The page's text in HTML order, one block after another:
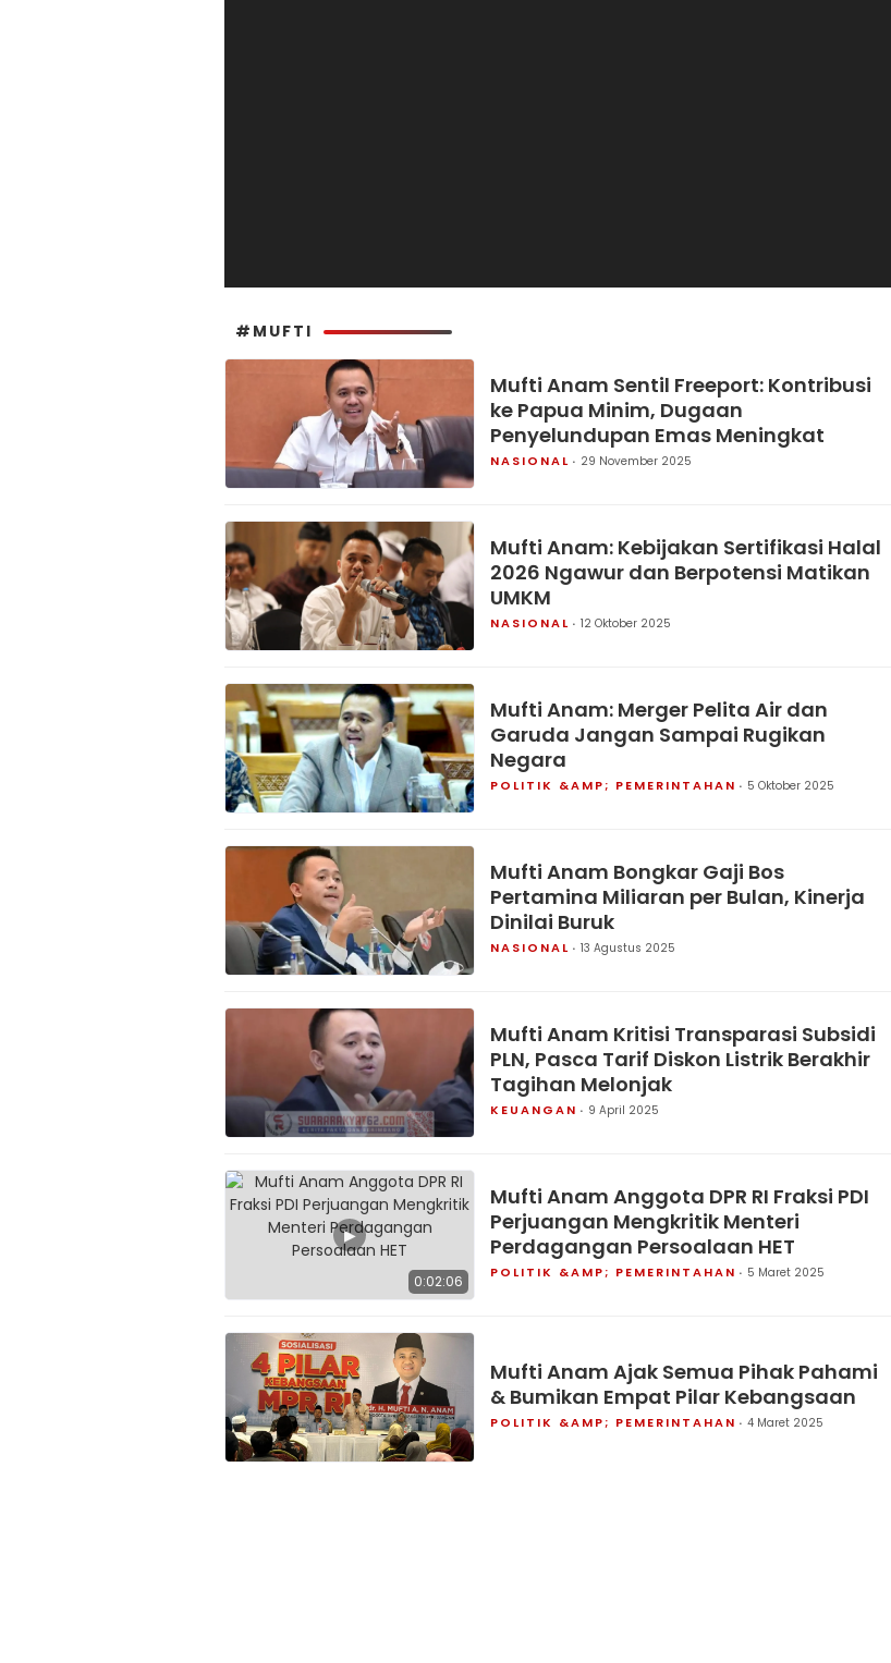
#MUFTI
Mufti Anam Sentil Freeport: Kontribusi
ke Papua Minim, Dugaan
Penyelundupan Emas Meningkat
NASIONAL 29 November 2025
Mufti Anam: Kebijakan Sertifikasi Halal
2026 Ngawur dan Berpotensi Matikan
UMKM
NASIONAL 12 Oktober 2025
Mufti Anam: Merger Pelita Air dan
Garuda Jangan Sampai Rugikan
Negara
POLITIK &AMP; PEMERINTAHAN 5 Oktober 2025
Mufti Anam Bongkar Gaji Bos
Pertamina Miliaran per Bulan, Kinerja
Dinilai Buruk
NASIONAL 13 Agustus 2025
Mufti Anam Kritisi Transparasi Subsidi
PLN, Pasca Tarif Diskon Listrik Berakhir
Tagihan Melonjak
KEUANGAN 9 April 2025
▶
0:02:06
Mufti Anam Anggota DPR RI Fraksi PDI
Perjuangan Mengkritik Menteri
Perdagangan Persoalaan HET
POLITIK &AMP; PEMERINTAHAN 5 Maret 2025
Mufti Anam Ajak Semua Pihak Pahami
& Bumikan Empat Pilar Kebangsaan
POLITIK &AMP; PEMERINTAHAN 4 Maret 2025